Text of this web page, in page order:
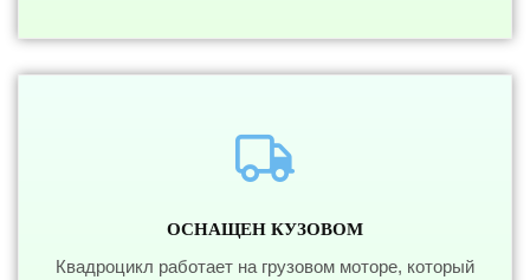
ОСНАЩЕН КУЗОВОМ
Квадроцикл работает на грузовом моторе, который